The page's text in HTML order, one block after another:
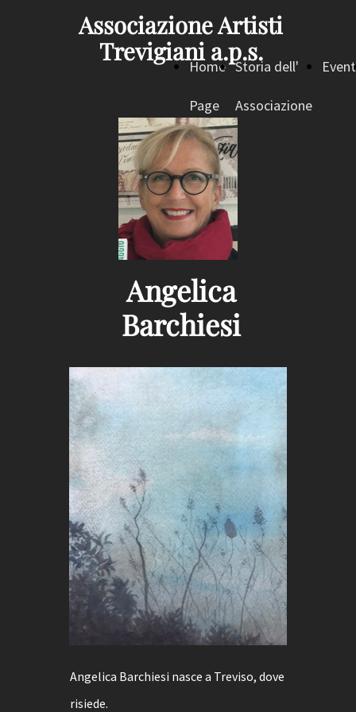
Associazione Artisti
Trevigiani a.p.s.
Home
Page
Storia dell'
Associazione
Angelica
Barchiesi
Angelica Barchiesi nasce a Treviso, dove
risiede.